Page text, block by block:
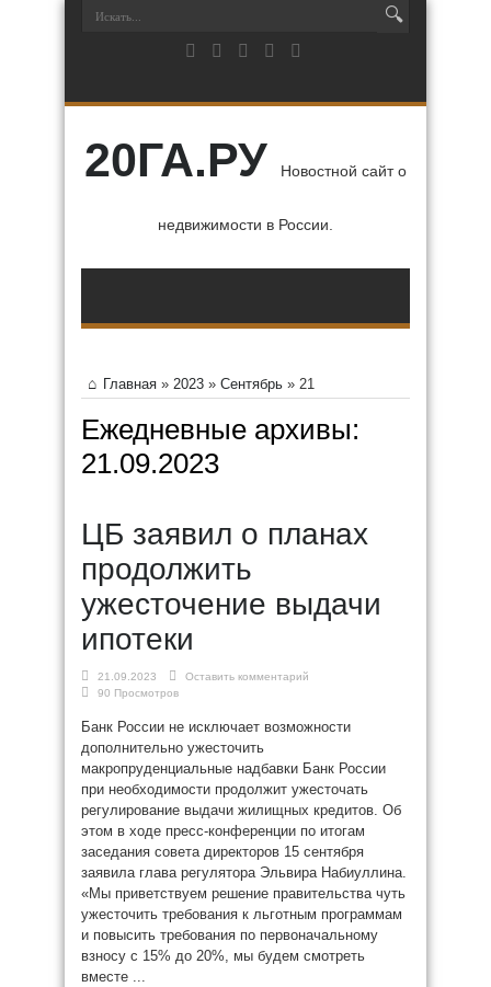
20ГА.РУ Новостной сайт о
недвижимости в России.
Главная » 2023 » Сентябрь » 21
Ежедневные архивы:
21.09.2023
ЦБ заявил о планах
продолжить
ужесточение выдачи
ипотеки
21.09.2023
Оставить комментарий
90 Просмотров
Банк России не исключает возможности
дополнительно ужесточить
макропруденциальные надбавки Банк России
при необходимости продолжит ужесточать
регулирование выдачи жилищных кредитов. Об
этом в ходе пресс-конференции по итогам
заседания совета директоров 15 cентября
заявила глава регулятора Эльвира Набиуллина.
«Мы приветствуем решение правительства чуть
ужесточить требования к льготным программам
и повысить требования по первоначальному
взносу с 15% до 20%, мы будем смотреть
вместе ...